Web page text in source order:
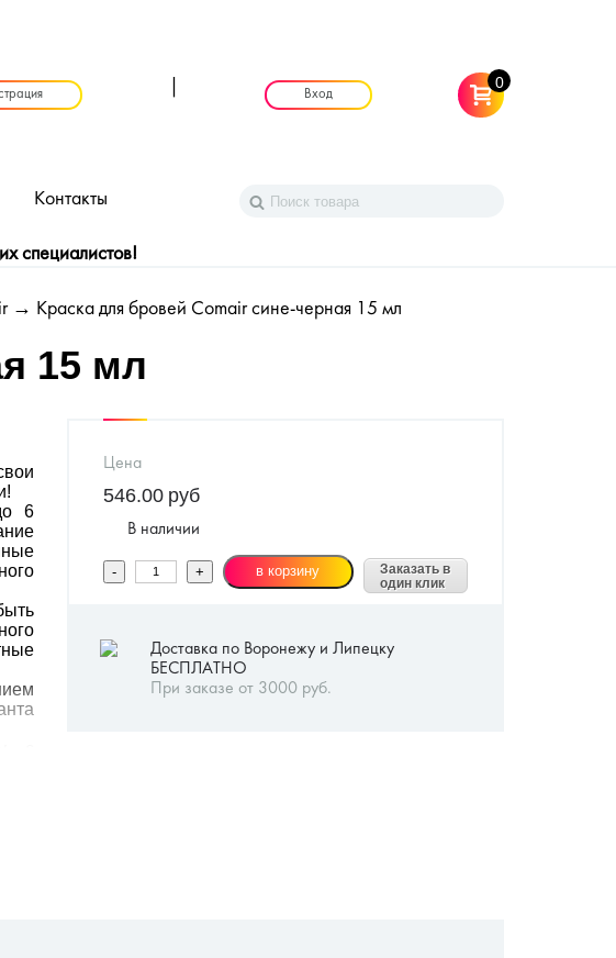
Вход
0
Контакты
специалистов!
→ Краска для бровей Comair сине-черная 15 мл
15 мл
6
Цена
546.00 руб
В наличии
Заказать в
один клик
Доставка по Воронежу и Липецку
БЕСПЛАТНО
При заказе от 3000 руб.